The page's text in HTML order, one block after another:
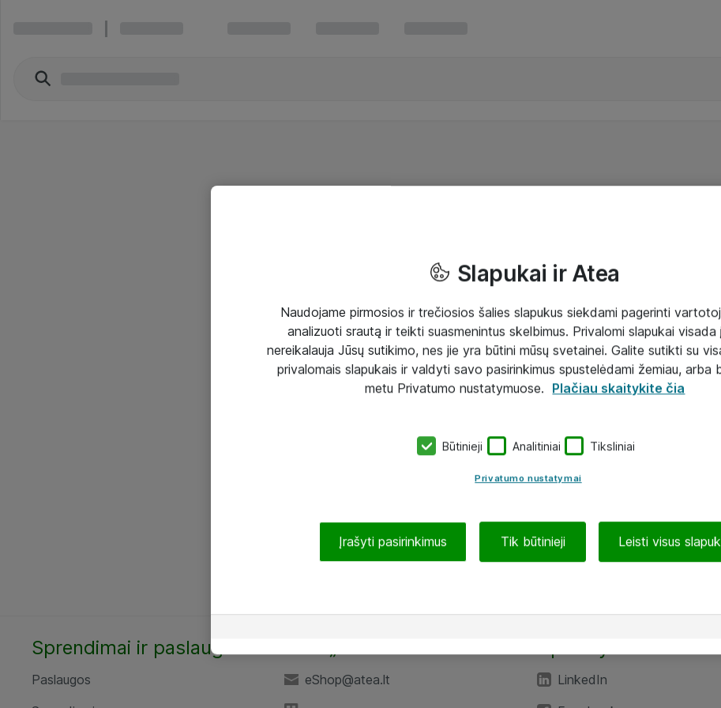
Sprendimai ir paslaugos
Paslaugos
eShop@atea.lt
LinkedIn
Slapukai ir Atea
Naudojame pirmosios ir trečiosios šalies slapukus siekdami pagerinti
analizuoti srautą ir teikti suasmenintus skelbimus. Privalomi slapukai visada
nereikalauja Jūsų sutikimo, nes jie yra būtini mūsų svetainei. Galite sutikti su
privalomais slapukais ir valdyti savo pasirinkimus spustelėdami žemiau, arba
metu Privatumo nustatymuose. Plačiau skaitykite čia
Būtinieji Analitiniai Tiksliniai
Privatumo nustatymai
Įrašyti pasirinkimus Tik būtinieji Leisti visus